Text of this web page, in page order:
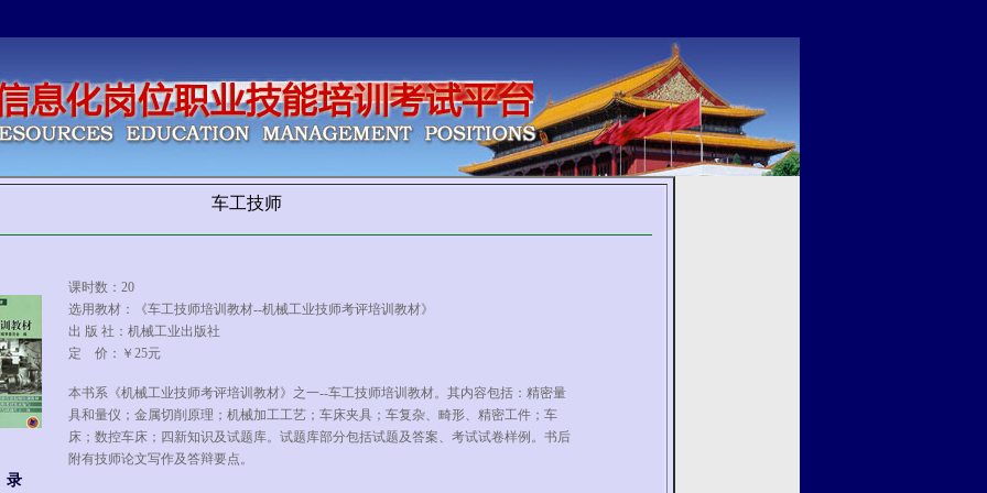
车工技师
课时数：20
选用教材：《车工技师培训教材--机械工业技师考评培训教材》
出 版 社：机械工业出版社
定 价：￥25元
本书系《机械工业技师考评培训教材》之一--车工技师培训教材。其内容包括：精密量
具和量仪；金属切削原理；机械加工工艺；车床夹具；车复杂、畸形、精密工件；车
床；数控车床；四新知识及试题库。试题库部分包括试题及答案、考试试卷样例。书后
附有技师论文写作及答辩要点。
录